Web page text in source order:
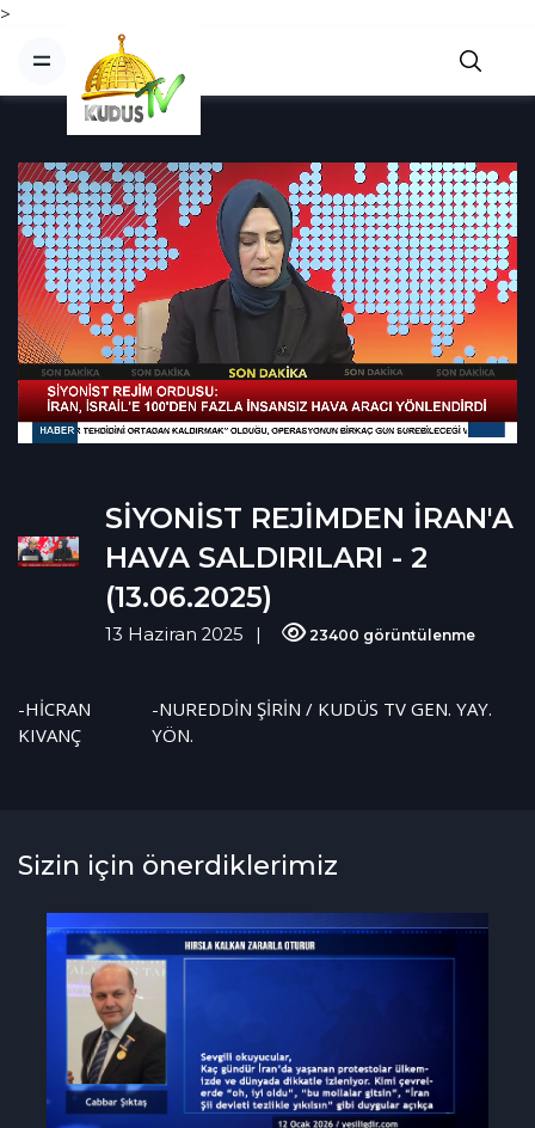
>
SİYONİST REJİMDEN İRAN'A
HAVA SALDIRILARI - 2
(13.06.2025)
13 Haziran 2025 23400 görüntülenme
-HİCRAN
KIVANÇ
-NUREDDİN ŞİRİN / KUDÜS TV GEN. YAY.
YÖN.
Sizin için önerdiklerimiz